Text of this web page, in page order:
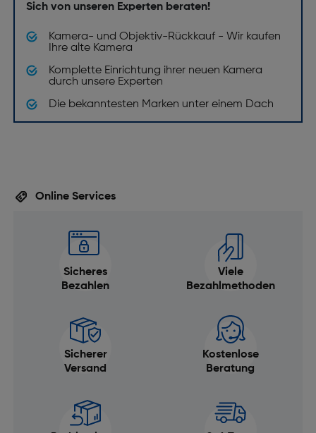
Sich von unseren Experten beraten!
Kamera- und Objektiv-Rückkauf - Wir kaufen
Ihre alte Kamera
Komplette Einrichtung ihrer neuen Kamera
durch unsere Experten
Die bekanntesten Marken unter einem Dach
Online Services
Sicheres
Bezahlen
Viele
Bezahlmethoden
Sicherer
Versand
Kostenlose
Beratung